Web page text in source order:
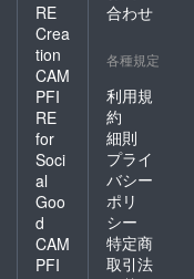
RE
Crea
tion
CAM
PFI
RE
for
Soci
al
Goo
d
CAM
PFI
合わせ
各種規定
利用規
約
細則
プライ
バシー
ポリ
シー
特定商
取引法